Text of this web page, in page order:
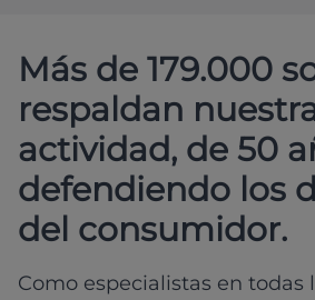
Más de 179.000
respaldan
actividad, de 50
defendiendo los
del consumidor.
Como especialistas en todas